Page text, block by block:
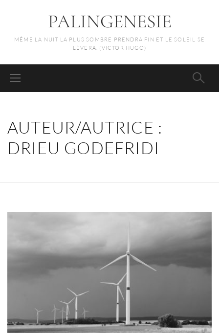
PALINGENESIE
MÊME LA NUIT LA PLUS SOMBRE PRENDRA FIN ET LE SOLEIL SE
LÈVERA. (VICTOR HUGO)
AUTEUR/AUTRICE :
DRIEU GODEFRIDI